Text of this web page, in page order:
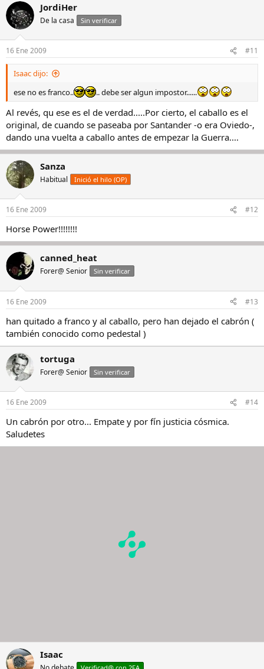
JordiHer
De la casa Sin verificar
16 Ene 2009 #11
Isaac dijo:
ese no es franco..
.. debe ser algun impostor......
Al revés, qu ese es el de verdad.....Por cierto, el caballo es el
original, de cuando se paseaba por Santander -o era Oviedo-,
dando una vuelta a caballo antes de empezar la Guerra....
Sanza
Habitual Inició el hilo (OP)
16 Ene 2009 #12
Horse Power!!!!!!!!
canned_heat
Forer@ Senior Sin verificar
16 Ene 2009 #13
han quitado a franco y al caballo, pero han dejado el cabrón (
también conocido como pedestal )
tortuga
Forer@ Senior Sin verificar
16 Ene 2009 #14
Un cabrón por otro... Empate y por fín justicia cósmica.
Saludetes
Isaac